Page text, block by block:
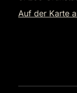
Auf der Karte